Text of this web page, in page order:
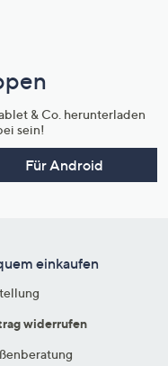
& Co. herunterladen
sein!
Für Android
einkaufen
widerrufen